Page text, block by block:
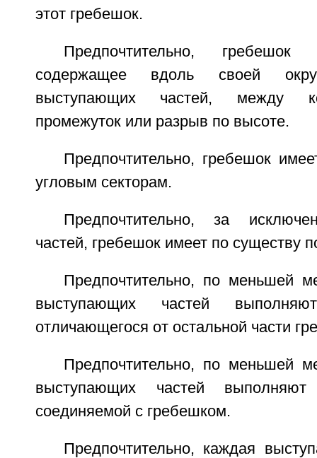
этот гребешок.
Предпочтительно, гребешок
содержащее вдоль своей
выступающих частей, между
промежуток или разрыв по высоте.
Предпочтительно, гребешок
угловым секторам.
Предпочтительно, за
частей, гребешок имеет по существу
Предпочтительно, по меньшей
выступающих частей
отличающегося от остальной части
Предпочтительно, по меньшей
выступающих частей
соединяемой с гребешком.
Предпочтительно, каждая